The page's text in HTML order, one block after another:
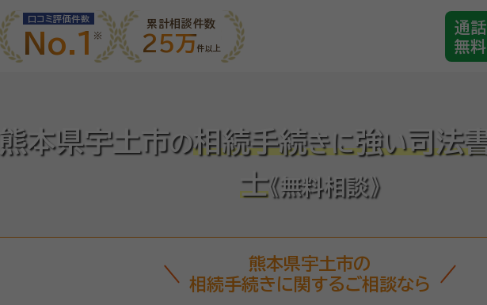
口コミ評価件数
No.1
累計相談件数
25万件以上
通話
無料
熊本県宇土市の相続手続きに強い司法
士《無料相談》
熊本県宇土市の
相続手続きに関するご相談なら